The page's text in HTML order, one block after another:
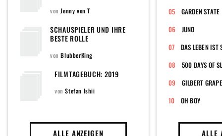
von Jenny von T
SCHAUSPIELER UND IHRE
BESTE ROLLE
vonBlubberKing
FILMTAGEBUCH: 2019
vonStefan Ishii
ALLE ANZEIGEN
GARDEN STATE
JUNO
DAS LEBEN IST
500 DAYS OF
GILBERT
OH BOY
ALLE